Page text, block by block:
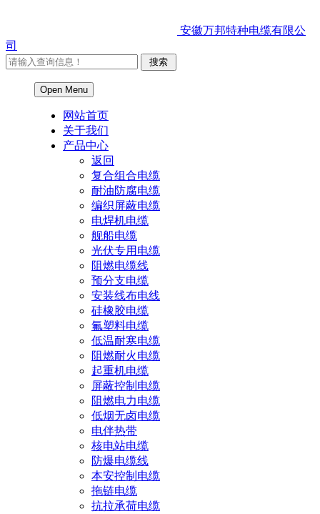
安徽万邦特种电缆有限公
司
Open Menu
网站首页
关于我们
产品中心
返回
复合组合电缆
耐油防腐电缆
编织屏蔽电缆
电焊机电缆
舰船电缆
光伏专用电缆
阻燃电缆线
预分支电缆
安装线布电线
硅橡胶电缆
氟塑料电缆
低温耐寒电缆
阻燃耐火电缆
起重机电缆
屏蔽控制电缆
阻燃电力电缆
低烟无卤电缆
电伴热带
核电站电缆
防爆电缆线
本安控制电缆
拖链电缆
抗拉承荷电缆